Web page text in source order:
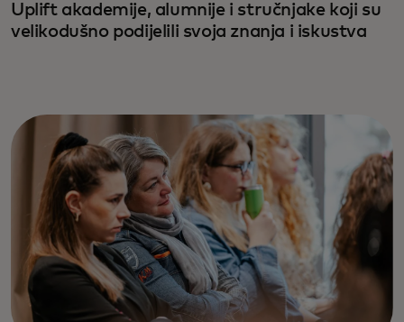
Uplift akademije, alumnije i stručnjake koji su
velikodušno podijelili svoja znanja i iskustva